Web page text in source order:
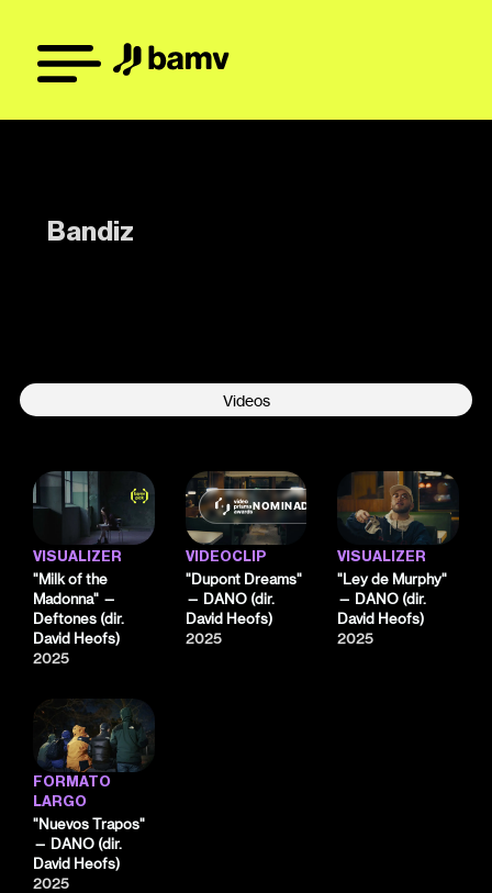
Bandiz
Videos
VISUALIZER
"Milk of the
Madonna" —
Deftones (dir.
David Heofs)
2025
NOMINADO
VIDEOCLIP
"Dupont Dreams"
— DANO (dir.
David Heofs)
2025
VISUALIZER
"Ley de Murphy"
— DANO (dir.
David Heofs)
2025
FORMATO
LARGO
"Nuevos Trapos"
— DANO (dir.
David Heofs)
2025